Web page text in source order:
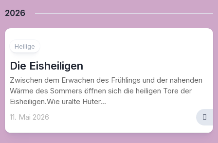
2026
Heilige
Die Eisheiligen
Zwischen dem Erwachen des Frühlings und der nahenden
Wärme des Sommers öffnen sich die heiligen Tore der
Eisheiligen.Wie uralte Hüter...
11. Mai 2026